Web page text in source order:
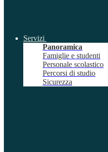
Servizi
Panoramica
Famiglie e studenti
Personale scolastico
Percorsi di studio
Sicurezza